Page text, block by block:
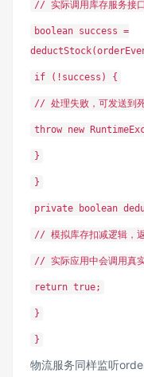
// 实际调用库存服务接
boolean success =
if (!success) {
// 处理失败，可发送到
throw new
}
}
private boolean
// 模拟库存扣减逻辑，
// 实际应用中会调用真
return true;
}
}
物流服务同样监听